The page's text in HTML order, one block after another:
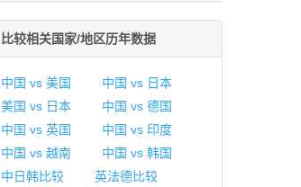
比较相关国家/地区历年数据
中国 vs 美国
中国 vs 日本
美国 vs 日本
中国 vs 德国
中国 vs 英国
中国 vs 印度
中国 vs 越南
中国 vs 韩国
中日韩比较
英法德比较